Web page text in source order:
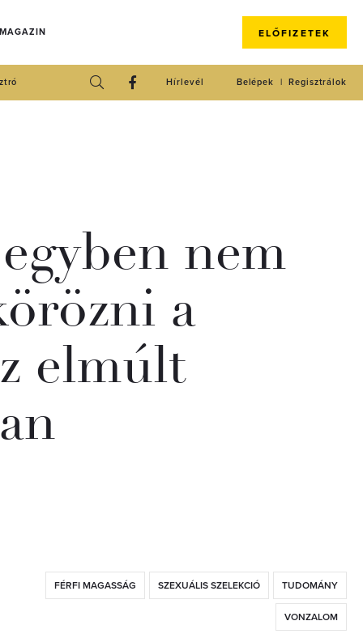
ELŐFIZETEK
Regisztrálok
Belépek
Hírlevél
nem
a
elmúlt
FÉRFI MAGASSÁG SZEXUÁLIS SZELEKCIÓ TUDOMÁNY
VONZALOM